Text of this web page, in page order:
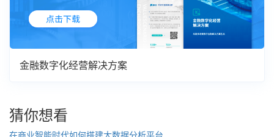
金融数字化经营解决方案
猜你想看